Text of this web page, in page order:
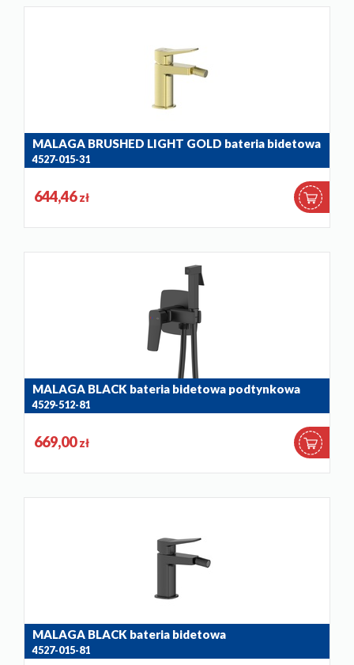
MALAGA BRUSHED LIGHT GOLD bateria bidetowa
4527-015-31
644,46zł
MALAGA BLACK bateria bidetowa podtynkowa
4529-512-81
669,00zł
MALAGA BLACK bateria bidetowa
4527-015-81